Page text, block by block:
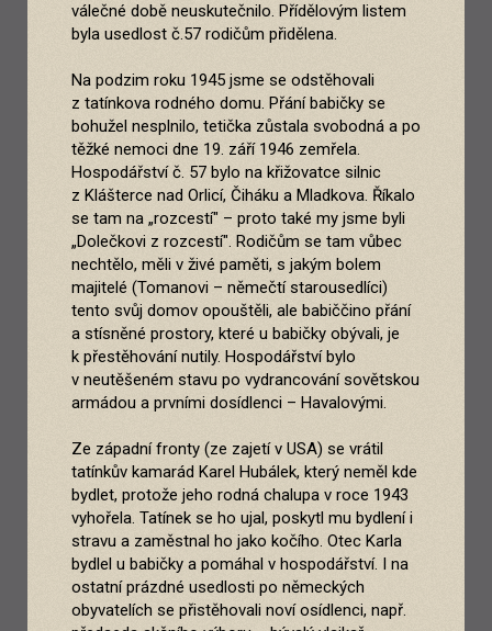
válečné době neuskutečnilo. Přídělovým listem
byla usedlost č.57 rodičům přidělena.
Na podzim roku 1945 jsme se odstěhovali
z tatínkova rodného domu. Přání babičky se
bohužel nesplnilo, tetička zůstala svobodná a po
těžké nemoci dne 19. září 1946 zemřela.
Hospodářství č. 57 bylo na křižovatce silnic
z Klášterce nad Orlicí, Čiháku a Mladkova. Říkalo
se tam na „rozcestí" – proto také my jsme byli
„Dolečkovi z rozcestí". Rodičům se tam vůbec
nechtělo, měli v živé paměti, s jakým bolem
majitelé (Tomanovi – němečtí starousedlíci)
tento svůj domov opouštěli, ale babiččino přání
a stísněné prostory, které u babičky obývali, je
k přestěhování nutily. Hospodářství bylo
v neutěšeném stavu po vydrancování sovětskou
armádou a prvními dosídlenci – Havalovými.
Ze západní fronty (ze zajetí v USA) se vrátil
tatínkův kamarád Karel Hubálek, který neměl kde
bydlet, protože jeho rodná chalupa v roce 1943
vyhořela. Tatínek se ho ujal, poskytl mu bydlení i
stravu a zaměstnal ho jako kočího. Otec Karla
bydlel u babičky a pomáhal v hospodářství. I na
ostatní prázdné usedlosti po německých
obyvatelích se přistěhovali noví osídlenci, např.